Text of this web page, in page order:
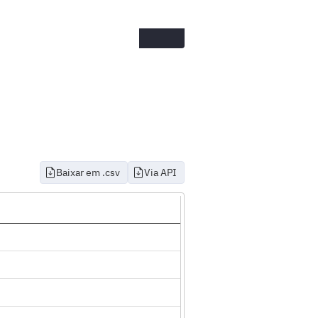
Baixar em .csv Via API